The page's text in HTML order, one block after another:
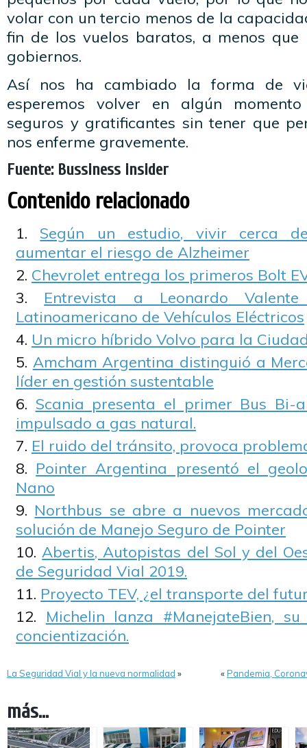
volar con un tercio menos de la
fin de los vuelos baratos, a menos que
gobiernos.
Así nos ha cambiado la forma de
esperemos volver en algún
seguros y gratificantes sin tener que
nos enferme gravemente.
Fuente: Bussiness insider
Contenido relacionado
Según un estudio, vivir cerca
aumentar el riesgo de Alzheimer
Chevrolet entrega los primeros Bolt
Entrevista a Leonardo
Latinoamericano de Vehículos Eléctricos
Un micro híbrido Volvo para la
Amcham Argentina distinguió a
líder en gestión sustentable
Scania presenta el primer Bus Bi-
impulsado a gas natural.
El ruido del tránsito, provoca
Pointer Argentina presentó el
Nano
Northbus se abre a nuevos
solución de Manejo Seguro de Pointer
Abertis, Autopistas del Sol y del
de Seguridad Vial 2019.
Proyecto TEV, ¿el transporte del
Michelin lanza #ManejateBien,
concientización.
La Seguridad Vial y la nueva normalidad » «Pandemia,
más...